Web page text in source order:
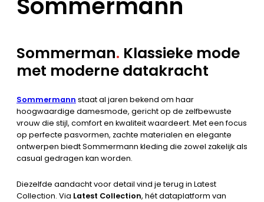
Sommerman. Klassieke mode
met moderne datakracht
Sommermann staat al jaren bekend om haar
hoogwaardige damesmode, gericht op de zelfbewuste
vrouw die stijl, comfort en kwaliteit waardeert. Met een focus
op perfecte pasvormen, zachte materialen en elegante
ontwerpen biedt Sommermann kleding die zowel zakelijk als
casual gedragen kan worden.
Diezelfde aandacht voor detail vind je terug in Latest
Collection. Via Latest Collection, hét dataplatform van